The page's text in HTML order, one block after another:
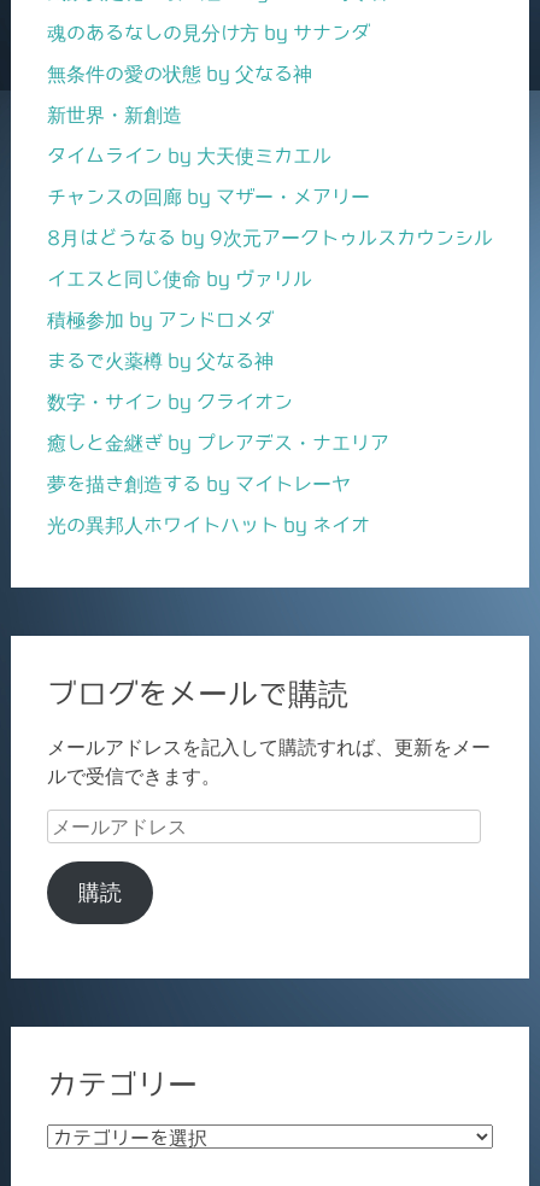
魂のあるなしの見分け方 by サナンダ
無条件の愛の状態 by 父なる神
新世界・新創造
タイムライン by 大天使ミカエル
チャンスの回廊 by マザー・メアリー
8月はどうなる by 9次元アークトゥルスカウンシル
イエスと同じ使命 by ヴァリル
積極参加 by アンドロメダ
まるで火薬樽 by 父なる神
数字・サイン by クライオン
癒しと金継ぎ by プレアデス・ナエリア
夢を描き創造する by マイトレーヤ
光の異邦人ホワイトハット by ネイオ
ブログをメールで購読
メールアドレスを記入して購読すれば、更新をメー
ルで受信できます。
メ
ル
ア
購読
カテゴリー
カ